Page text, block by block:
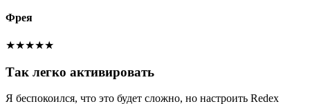
Фрея
★★★★★
Так легко активировать
Я беспокоился, что это будет сложно, но настроить Redex